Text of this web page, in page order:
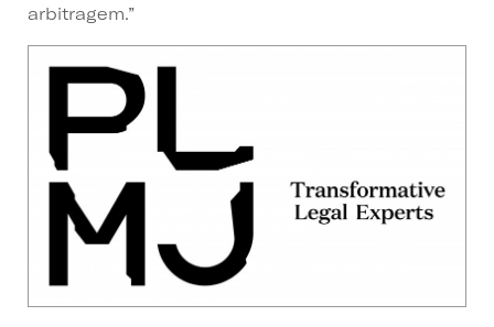
arbitragem.”